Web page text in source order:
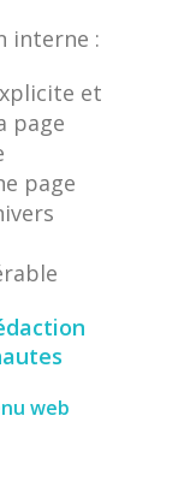
interne :
et
page
page
web